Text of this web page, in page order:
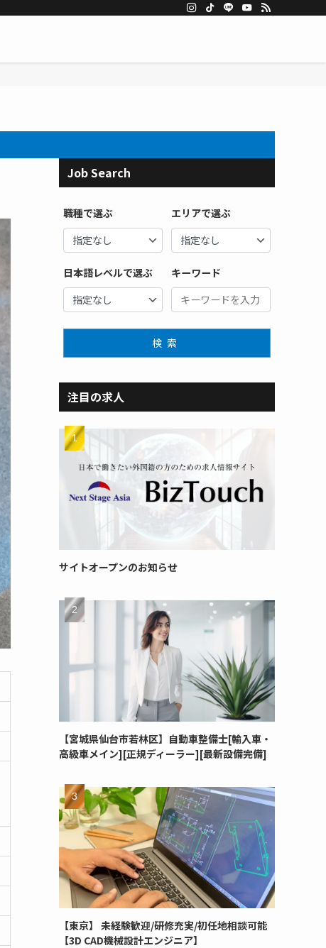
Job Search
職種で選ぶ エリアで選ぶ
日本語レベルで選ぶ キーワード
検索
注目の求人
サイトオープンのお知らせ
【宮城県仙台市若林区】自動車整備士[輸入車・
高級車メイン][正規ディーラー][最新設備完備]
【東京】 未経験歓迎/研修充実/初任地相談可能
【3D CAD機械設計エンジニア】